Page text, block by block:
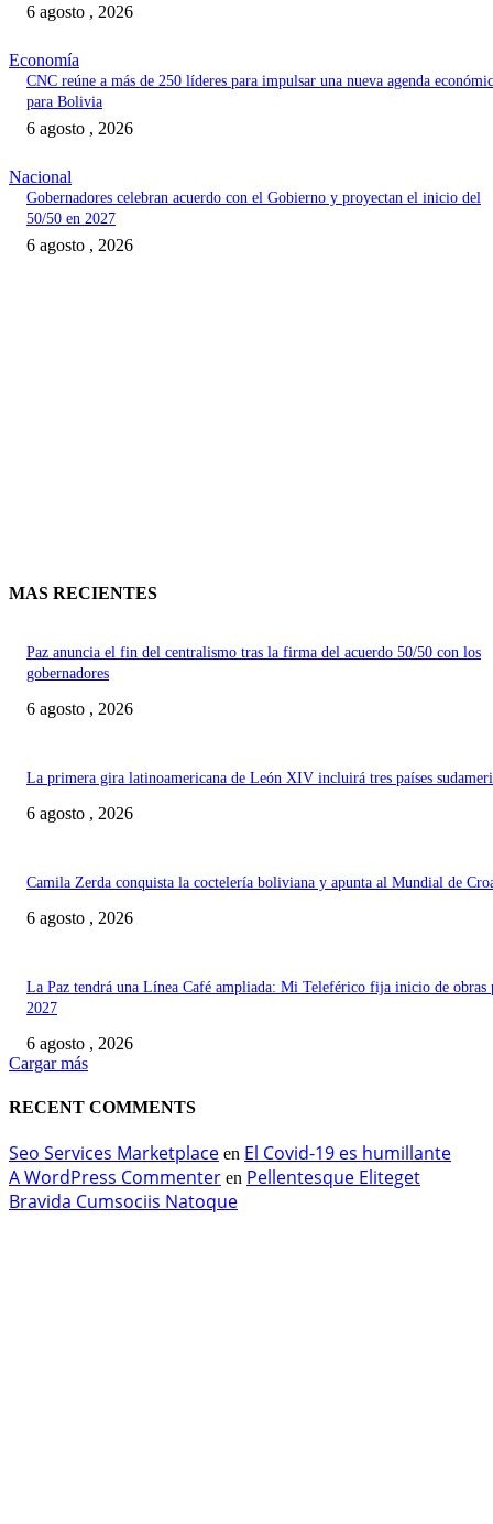
6 agosto , 2026
Economía
CNC reúne a más de 250 líderes para impulsar una nueva agenda
para Bolivia
6 agosto , 2026
Nacional
Gobernadores celebran acuerdo con el Gobierno y proyectan el inicio del
50/50 en 2027
6 agosto , 2026
MAS RECIENTES
Paz anuncia el fin del centralismo tras la firma del acuerdo 50/50 con los
gobernadores
6 agosto , 2026
La primera gira latinoamericana de León XIV incluirá tres países
6 agosto , 2026
Camila Zerda conquista la coctelería boliviana y apunta al Mundial de
6 agosto , 2026
La Paz tendrá una Línea Café ampliada: Mi Teleférico fija inicio de obras
2027
6 agosto , 2026
Cargar más
RECENT COMMENTS
Seo Services Marketplace en El Covid-19 es humillante
A WordPress Commenter en Pellentesque Eliteget
Bravida Cumsociis Natoque